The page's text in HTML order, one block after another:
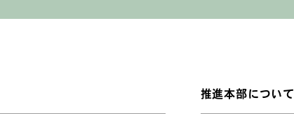
推進本部について